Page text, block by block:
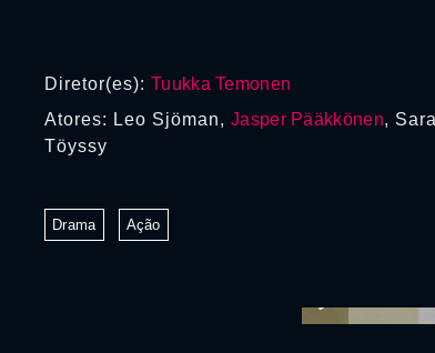
Diretor(es): Tuukka Temonen
Atores: Leo Sjöman, Jasper Pääkkönen,
Töyssy
Drama Ação